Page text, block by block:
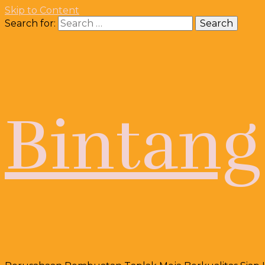
Skip to Content
Search for:
Bintang